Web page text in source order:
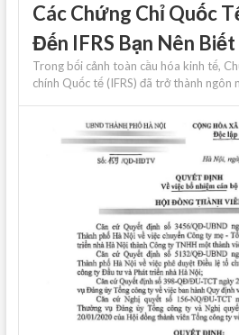
Các Chứng Chỉ Quốc
Đến IFRS Bạn Nên Biết
Trong bối cảnh toàn cầu hóa kinh tế,
chính Quốc tế (IFRS) đã trở thành ngôn